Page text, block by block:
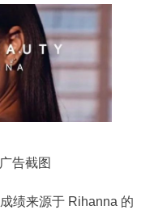
告截图
绩来源于 Rihanna 的